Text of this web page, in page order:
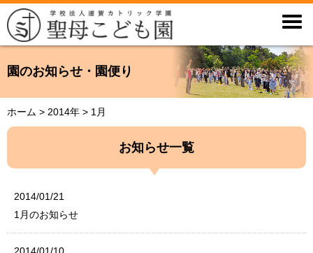

園のお知らせ・園便り
ホーム > 2014年 > 1月
お知らせ一覧
2014/01/21
1月のお知らせ
2014/01/10